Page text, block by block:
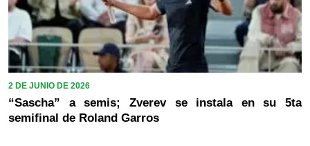
2 DE JUNIO DE 2026
“Sascha” a semis; Zverev se instala en su 5ta
semifinal de Roland Garros